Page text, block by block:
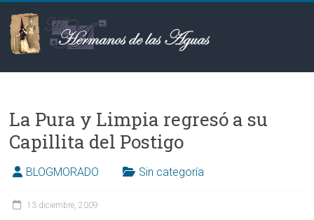
contenido
Hermanos
las
Aguas
La Pura y Limpia regresó a su
Capillita del Postigo
BLOGMORADO Sin categoría
13 diciembre, 2009